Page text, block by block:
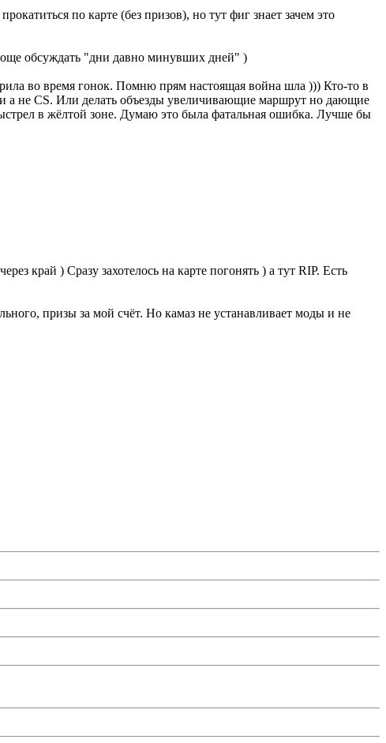
по карте (без призов), но тут фиг знает зачем это
обсуждать "дни давно минувших дней" )
во время гонок. Помню прям настоящая война шла ))) Кто-то в
а не CS. Или делать объезды увеличивающие маршрут но дающие
в жёлтой зоне. Думаю это была фатальная ошибка. Лучше бы
край ) Сразу захотелось на карте погонять ) а тут RIP. Есть
призы за мой счёт. Но камаз не устанавливает моды и не